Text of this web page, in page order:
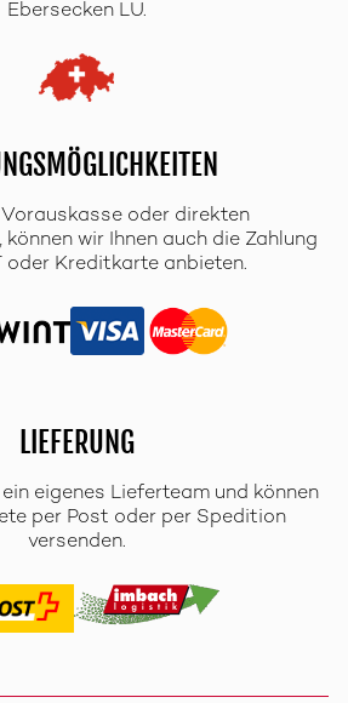
Ebersecken LU.
Vorauskasse oder direkten
wir Ihnen auch die Zahlung
oder Kreditkarte anbieten.
LIEFERUNG
eigenes Lieferteam und können
per Post oder per Spedition
versenden.